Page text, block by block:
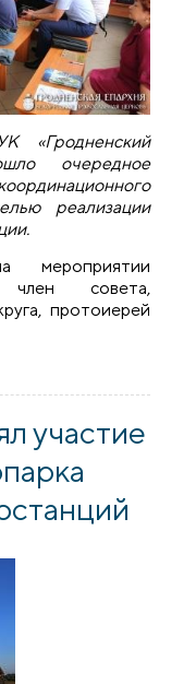
очередное
реализации
мероприятии
член совета,
протоиерей
участие